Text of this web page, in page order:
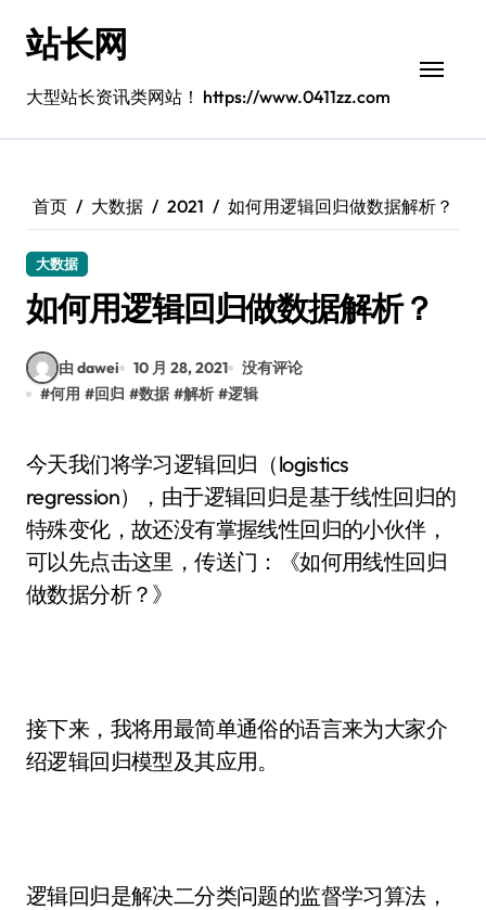
站长网
大型站长资讯类网站！ https://www.0411zz.com
首页 大数据 2021 如何用逻辑回归做数据解析？
大数据
如何用逻辑回归做数据解析？
由 dawei 10 月 28, 2021
没有评论
#何用 #回归 #数据 #解析 #逻辑
今天我们将学习逻辑回归（logistics
regression），由于逻辑回归是基于线性回归的
特殊变化，故还没有掌握线性回归的小伙伴，
可以先点击这里，传送门：《如何用线性回归
做数据分析？》
接下来，我将用最简单通俗的语言来为大家介
绍逻辑回归模型及其应用。
逻辑回归是解决二分类问题的监督学习算法，